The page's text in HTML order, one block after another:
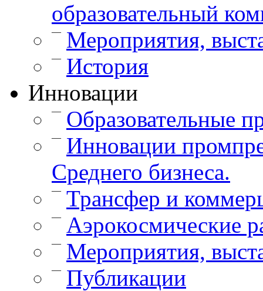
образовательный
— Мероприятия,
— История
Инновации
— Образовательные
— Инновации
Среднего бизнеса.
— Трансфер и
— Аэрокосмические
— Мероприятия,
— Публикации